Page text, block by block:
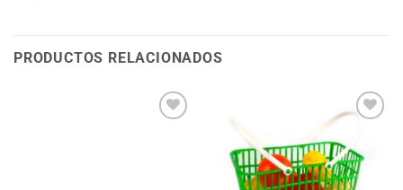
PRODUCTOS RELACIONADOS
lista
de
deseos